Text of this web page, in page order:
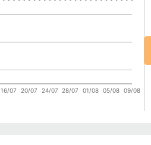
16/07 20/07 24/07 28/07 01/08 05/08 09/08